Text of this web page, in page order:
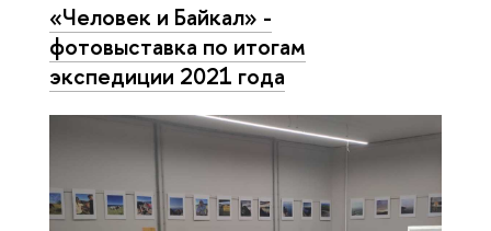
«Человек и Байкал» -
фотовыставка по итогам
экспедиции 2021 года